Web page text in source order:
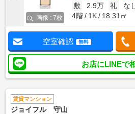
画像 : 7枚
敷
2.9万 礼
な
4階
1K 18.31㎡
空室確認 無料
お店にLINEで
賃貸マンション
ジョイフル 守山